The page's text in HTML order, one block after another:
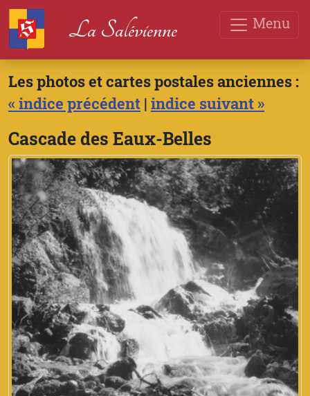
Menu
La Salévienne
Les photos et cartes postales anciennes :
« indice précédent | indice suivant »
Cascade des Eaux-Belles